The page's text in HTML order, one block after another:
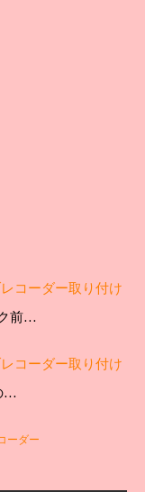
コーダー取り付け
前…
コーダー取り付け
…
ーダー